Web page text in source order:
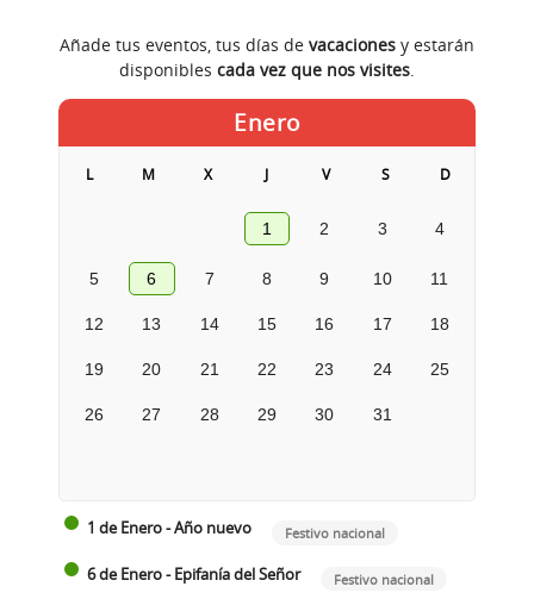
Enero
L M X J V S D
1 2 3 4
5 6 7 8 9 10 11
12 13 14 15 16 17 18
19 20 21 22 23 24 25
26 27 28 29 30 31
1 de Enero - Año nuevo Festivo nacional
6 de Enero - Epifanía del Señor Festivo nacional
Añade tus eventos, tus días de vacaciones y estarán
disponibles cada vez que nos visites.